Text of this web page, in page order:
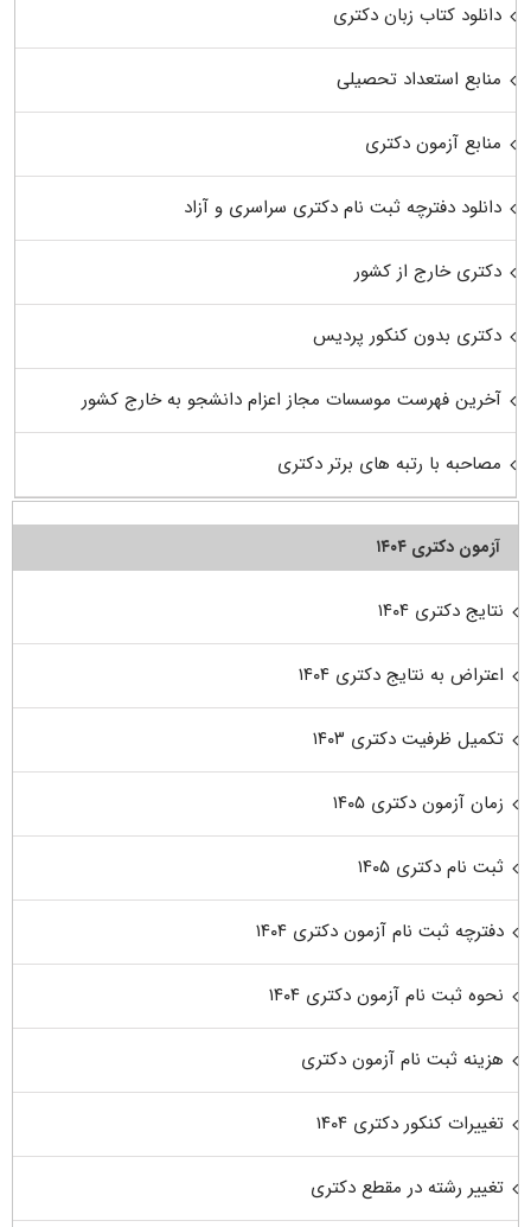
دانلود کتاب زبان دکتری
منابع استعداد تحصیلی
منابع آزمون دکتری
دانلود دفترچه ثبت نام دکتری سراسری و آزاد
دکتری خارج از کشور
دکتری بدون کنکور پردیس
آخرین فهرست موسسات مجاز اعزام دانشجو به خارج کشور
مصاحبه با رتبه های برتر دکتری
آزمون دکتری ۱۴۰۴
نتایج دکتری ۱۴۰۴
اعتراض به نتایج دکتری ۱۴۰۴
تکمیل ظرفیت دکتری ۱۴۰۳
زمان آزمون دکتری ۱۴۰۵
ثبت نام دکتری ۱۴۰۵
دفترچه ثبت نام آزمون دکتری ۱۴۰۴
نحوه ثبت نام آزمون دکتری ۱۴۰۴
هزینه ثبت نام آزمون دکتری
تغییرات کنکور دکتری ۱۴۰۴
تغییر رشته در مقطع دکتری